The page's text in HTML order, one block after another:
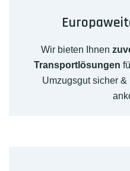
Wir bieten Ihnen
Transportlösungen
Umzugsgut sicher